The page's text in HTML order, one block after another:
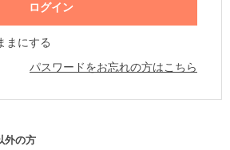
まにする
パスワードをお忘れの方はこちら
外の方